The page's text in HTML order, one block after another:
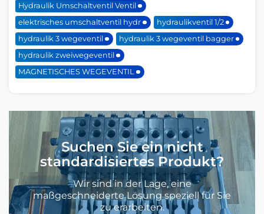
Hydraulik Umschaltventil Ventil
elektrisches umschaltventil hydr
hydraulikventil 1/2
hydraulik 3 wegeventil
hydraulik 3 wegeventil bagger
hydraulik zweiwegeventil
MAGNETISCHES WEGEVENTIL
Suchen Sie ein nicht
standardisiertes Produkt?
Wir sind in der Lage, eine
maßgeschneiderte Lösung speziell für Sie
zu erarbeiten.